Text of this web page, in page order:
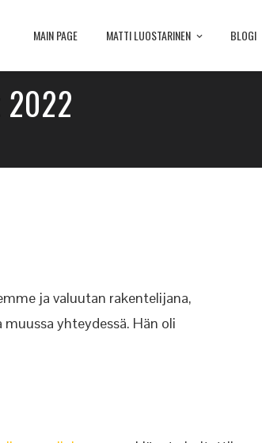
MAIN PAGE MATTI LUOSTARINEN BLOGI
2022
ja valuutan rakentelijana,
yhteydessä. Hän oli